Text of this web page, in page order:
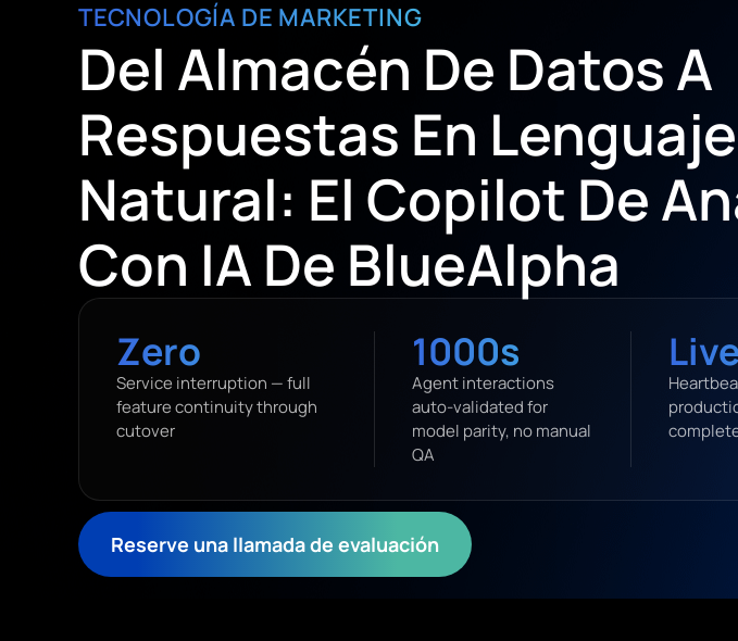
TECNOLOGÍA DE MARKETING
Del Almacén De Datos A
Respuestas En Lenguaje
Natural: El Copilot De
Con IA De BlueAlpha
Zero
Service interruption — full
feature continuity through
cutover
1000s
Agent interactions
auto-validated for
model parity, no manual
QA
Live
Reserve una llamada de evaluación